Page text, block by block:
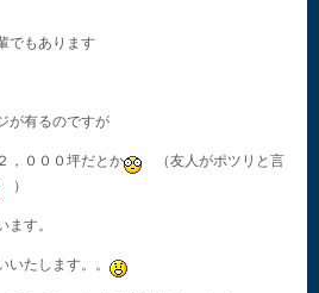
もあります
が有るのですが
，０００坪だとか
（友人がポツリと言
）
す。
たします。。